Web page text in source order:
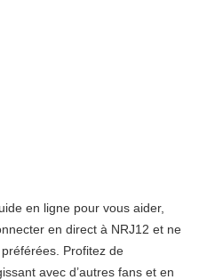
en ligne pour vous aider,
en direct à NRJ12 et ne
Profitez de
avec d’autres fans et en